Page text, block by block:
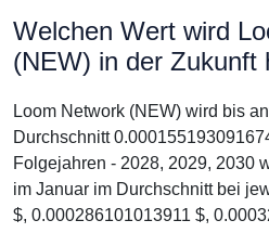
Welchen Wert wird
(NEW) in der Zukunft
Loom Network (NEW) wird bis
Durchschnitt
Folgejahren - 2028, 2029, 2030
im Januar im Durchschnitt bei
$, 0.000286101013911 $,